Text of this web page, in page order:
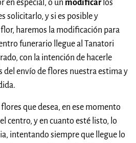
en especial, o un modificarlos
solicitarlo, y si es posible y
haremos la modificación para
funerario llegue al Tanatori
con la intención de hacerle
del envío de flores nuestra estima y
que desea, en ese momento
centro, y en cuanto esté listo, lo
intentando siempre que llegue lo